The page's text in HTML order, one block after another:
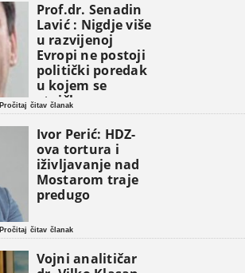
Prof.dr. Senadin
Lavić : Nigdje više
u razvijenoj
Evropi ne postoji
politički poredak
u kojem se
etničke grupe
pojavljuju kao
osnovne
političke jedinice
Pročitaj čitav članak
Ivor Perić: HDZ-
ova tortura i
iživljavanje nad
Mostarom traje
predugo
Pročitaj čitav članak
Vojni analitičar